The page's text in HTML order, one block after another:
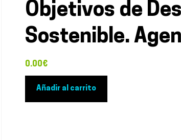
Objetivos de
Sostenible.
0.00€
Añadir al carrito